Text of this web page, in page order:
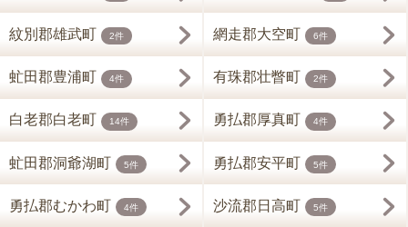
紋別郡雄武町 2件 網走郡大空町 6件
虻田郡豊浦町 4件 有珠郡壮瞥町 2件
白老郡白老町 14件 勇払郡厚真町 4件
虻田郡洞爺湖町 5件 勇払郡安平町 5件
勇払郡むかわ町 4件 沙流郡日高町 5件